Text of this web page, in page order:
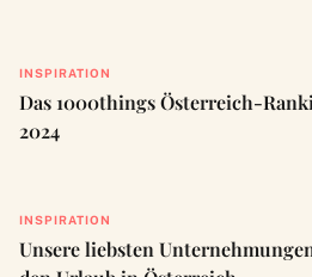
INSPIRATION
Das 1000things Österreich-
2024
INSPIRATION
Unsere liebsten